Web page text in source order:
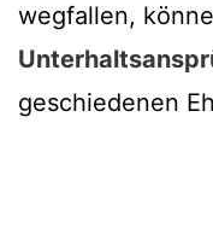
wegfallen,
geschiedenen